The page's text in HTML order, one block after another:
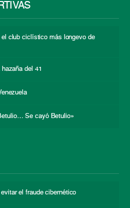
el club ciclístico más longevo de
del 41
Se cayó Betulio»
el fraude cibernético